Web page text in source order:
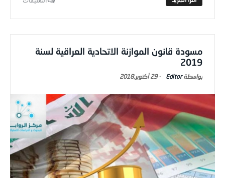
مسودة قانون الموازنة الاتحادية العراقية لسنة
2019
Editor
-29 أكتوبر,2018